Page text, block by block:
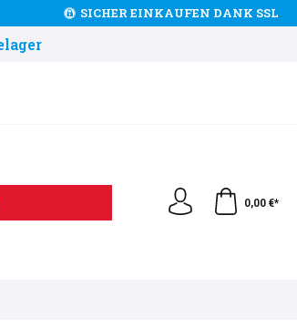
SICHER EINKAUFEN DANK SSL
0,00 €*